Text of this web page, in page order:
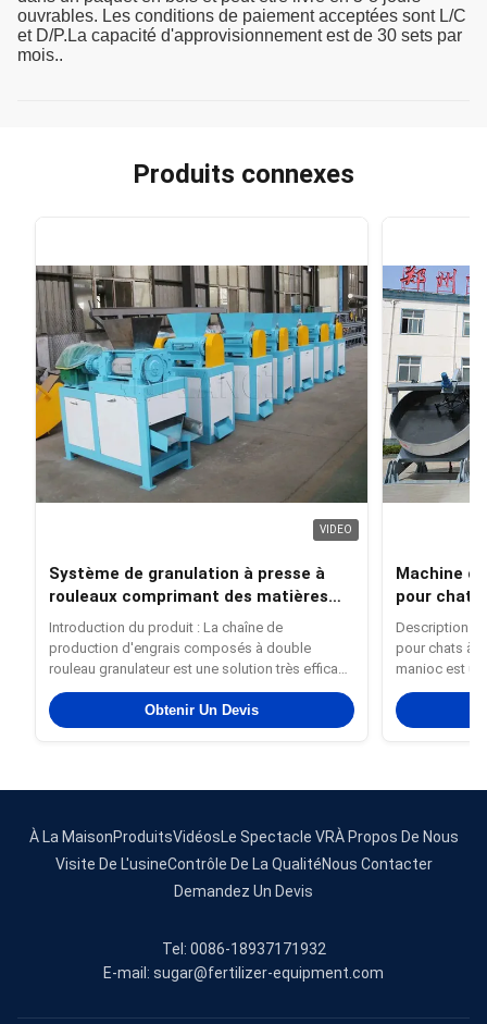
ouvrables. Les conditions de paiement acceptées sont L/C
et D/P.La capacité d'approvisionnement est de 30 sets par
mois..
Produits connexes
VIDEO
Système de granulation à presse à
rouleaux comprimant des matières
premières chimiques en poudre en
granulés
Introduction du produit : La chaîne de
production d'engrais composés à double
rouleau granulateur est une solution très efficace
et polyvalente conçue pour transformer les
matières premières chimiques en poudre telles
que NPK, MAP, DAP, chlorure de potassium et
Obtenir Un Devis
Machine
pour chats
Ligne de
chats
Description
pour chats à
manioc est
conçu pour
pour chats de
technologie
À La MaisonProduitsVidéosLe Spectacle VRÀ Propos De Nous
Visite De L'usineContrôle De La QualitéNous Contacter
Demandez Un Devis
Tel: 0086-18937171932
E-mail: sugar@fertilizer-equipment.com